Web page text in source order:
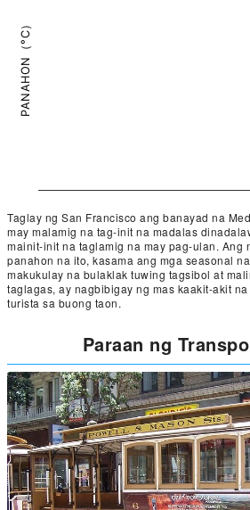
PANAHON（°C）
Taglay ng San Francisco ang banayad na
may malamig na tag-init na madalas
mainit-init na taglamig na may pag-ulan. Ang
panahon na ito, kasama ang mga seasonal
makukulay na bulaklak tuwing tagsibol at
taglagas, ay nagbibigay ng mas kaakit-akit
turista sa buong taon.
Paraan ng